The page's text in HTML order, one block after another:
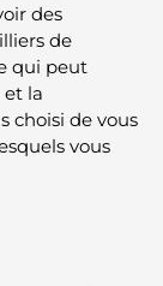
des
de
qui peut
et la
choisi de vous
vous